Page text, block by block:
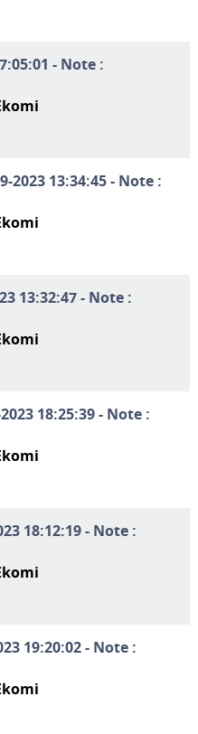
- Note :
2023 13:34:45 - Note :
13:32:47 - Note :
18:25:39 - Note :
18:12:19 - Note :
19:20:02 - Note :